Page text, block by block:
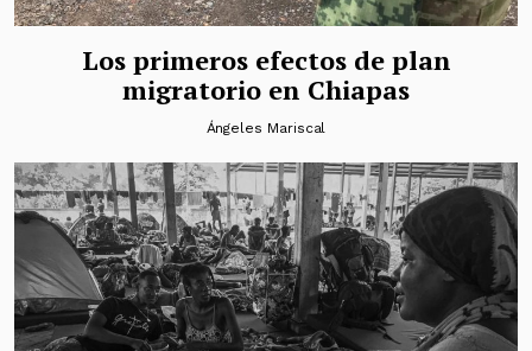
Los primeros efectos de plan
migratorio en Chiapas
Ángeles Mariscal